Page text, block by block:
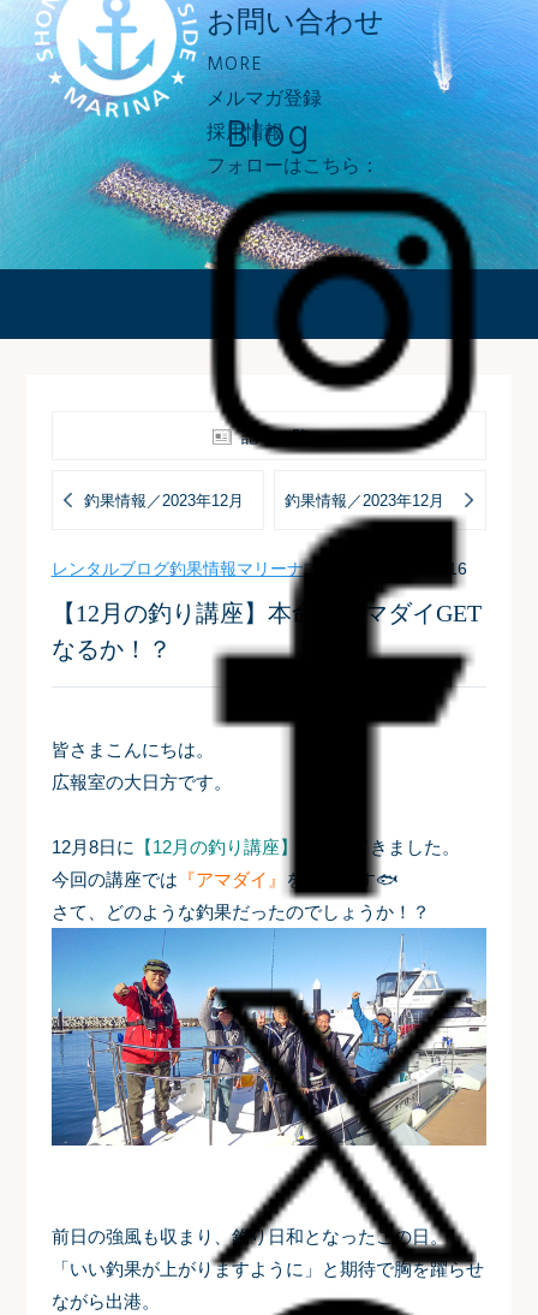
お問い合わせ
MORE
メルマガ登録
採用情報
フォローはこちら：
Blog
記事一覧へ
釣果情報／2023年12月 釣果情報／2023年12月
レンタルブログ釣果情報マリーナブログ | 2023-12-16
【12月の釣り講座】本命のアマダイGET
なるか！？
皆さまこんにちは。
広報室の大日方です。
12月8日に 【12月の釣り講座】
へ行ってきました。
今回の講座では 『アマダイ』
を狙います🐟
さて、どのような釣果だったのでしょうか！？
前日の強風も収まり、釣り日和となったこの日。
「いい釣果が上がりますように」と期待で胸を躍らせ
ながら出港。